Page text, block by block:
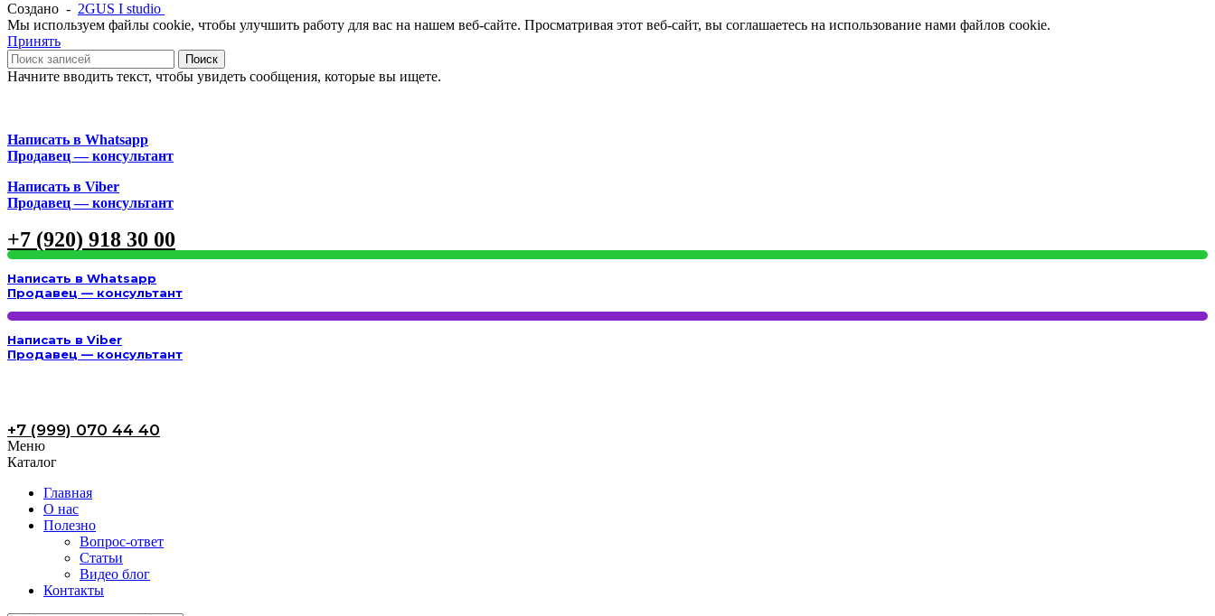
Создано - 2GUS I studio
Мы используем файлы cookie, чтобы улучшить работу для вас на нашем веб-сайте. Просматривая этот веб-сайт, вы соглашаетесь на использование нами файлов cookie.
Принять
Поиск
Начните вводить текст, чтобы увидеть сообщения, которые вы ищете.
Написать в Whatsapp
Продавец — консультант
Написать в Viber
Продавец — консультант
+7 (920) 918 30 00
Написать в Whatsapp
Продавец — консультант
Написать в Viber
Продавец — консультант
+7 (999) 070 44 40
Меню
Каталог
Главная
О нас
Полезно
Вопрос-ответ
Статьи
Видео блог
Контакты